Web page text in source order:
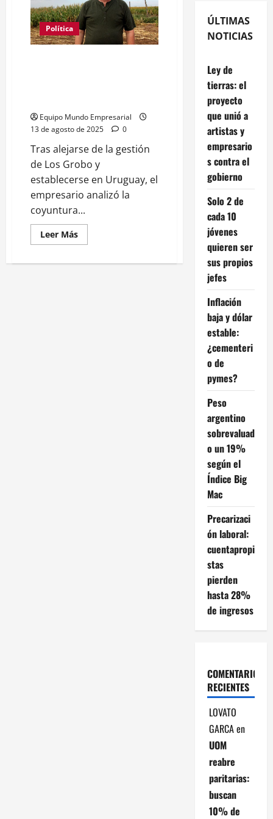
Política
Equipo Mundo Empresarial
13 de agosto de 2025
0
Tras alejarse de la gestión
de Los Grobo y
establecerse en Uruguay, el
empresario analizó la
coyuntura...
Leer MásLeer
más
Grobocopatel:
ÚLTIMAS
NOTICIAS
Ley de
tierras: el
proyecto
que unió a
artistas y
empresario
s contra el
gobierno
Solo 2 de
cada 10
jóvenes
quieren ser
sus propios
jefes
Inflación
baja y dólar
estable:
¿cementeri
o de
pymes?
Peso
argentino
sobrevaluad
o un 19%
según el
Índice Big
Mac
Precarizaci
ón laboral:
cuentapropi
stas
pierden
hasta 28%
de ingresos
COMENTARIOS
RECIENTES
LOVATO
GARCAen
UOM
reabre
paritarias:
buscan
10% de